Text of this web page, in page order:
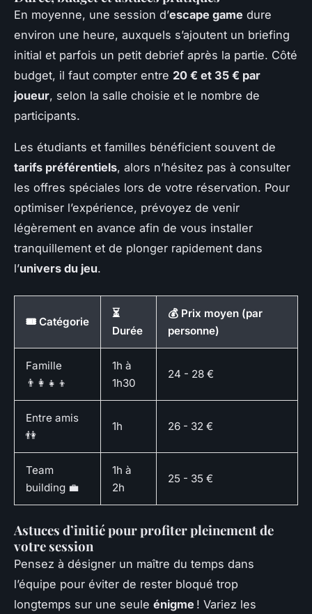
En moyenne, une session d’escape game dure
environ une heure, auxquels s’ajoutent un briefing
initial et parfois un petit debrief après la partie. Côté
budget, il faut compter entre 20 € et 35 € par
joueur, selon la salle choisie et le nombre de
participants.
Les étudiants et familles bénéficient souvent de
tarifs préférentiels, alors n’hésitez pas à consulter
les offres spéciales lors de votre réservation. Pour
optimiser l’expérience, prévoyez de venir
légèrement en avance afin de vous installer
tranquillement et de plonger rapidement dans
l’univers du jeu.
🎟️ Catégorie
⏳
Durée
💰 Prix moyen (par
personne)
Famille
👨‍👩‍👧‍👦
1h à
1h30
24 - 28 €
Entre amis
👫
1h 26 - 32 €
Team
building 💼
1h à
2h
25 - 35 €
Astuces d’initié pour profiter pleinement de
votre session
Pensez à désigner un maître du temps dans
l’équipe pour éviter de rester bloqué trop
longtemps sur une seule énigme ! Variez les